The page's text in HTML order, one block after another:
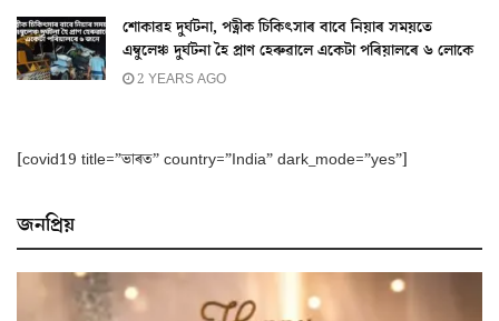
শোকাৱহ দুৰ্ঘটনা, পত্নীক চিকিৎসাৰ বাবে নিয়াৰ সময়তে
এম্বুলেঞ্চ দুৰ্ঘটনা হৈ প্ৰাণ হেৰুৱালে একেটা পৰিয়ালৰে ৬ লোকে
2 YEARS AGO
[covid19 title=”ভাৰত” country=”India” dark_mode=”yes”]
জনপ্ৰিয়